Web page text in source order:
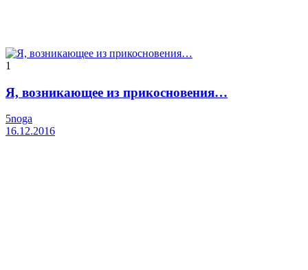
1
Я, возникающее из прикосновения…
5noga
16.12.2016